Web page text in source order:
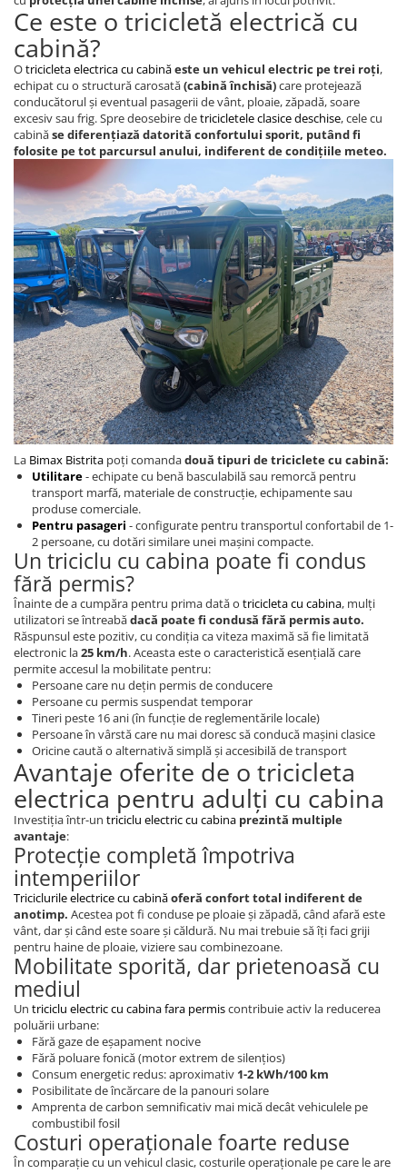
Incarcatoare
Biciclete Electrice
⬇ TIPURI
Barbati
Dama
Ieftine
Tip Scuter
⬇ MARCI
Kuba
Ztech
PIESE DE SCHIMB
Acceleratii
Acumulatori
Acumulatori 24V
Acumulatori 36V
Acumulatori 48V
Cauciucuri
Cauciucuri Fat Bike
Camere
Controllere
Display
Incarcatoare 24V
Incarcatoare 36V
Incarcatoare 48V
ACCESORII
Lumini
Kit Conversie
Piese Trotinete Electrice
PIESE UNIVERSALE
Baterie Trotineta Electrica
Cauciuc Trotineta Electrica
Camera Trotineta Electrica
Incarcator Trotineta Electrica
Controller Trotineta Electrica
Acceleratie Trotineta Electrica
Display/Ecran Trotineta Electrica
Motor Trotineta Electrica
Kit Frână Hidraulică
Franare Trotineta Electrica
Aparatori Noroi Trotineta Electrica
Electrice Diverse, Contacte,
Butoane
Lumini Trotinete Electrice
Piese Kugoo
Kukirin M4 MAX
Kukirin S1 MAX 2025-2026
KuKirin G2
Ce este o tricicletă electrică cu
cabină?
Otricicleta electrica cu cabinăeste un vehicul electric pe trei roți,
echipat cu o structură carosată(cabină închisă)care protejează
conducătorul și eventual pasagerii de vânt, ploaie, zăpadă, soare
excesiv sau frig. Spre deosebire detricicletele clasice deschise, cele cu
cabinăse diferențiază datorită confortului sporit, putând fi
folosite pe tot parcursul anului, indiferent de condițiile meteo.
La Bimax Bistrita poți comandadouă tipuri de triciclete cu cabină:
Utilitare- echipate cu benă basculabilă sau remorcă pentru
transport marfă, materiale de construcție, echipamente sau
produse comerciale.
Pentru pasageri - configurate pentru transportul confortabil de 1-
2 persoane, cu dotări similare unei mașini compacte.
Un triciclu cu cabina poate fi condus
fără permis?
Înainte de a cumpăra pentru prima dată o tricicleta cu cabina, mulți
utilizatori se întreabădacă poate fi condusă fără permis auto.
Răspunsul este pozitiv, cu condiția ca viteza maximă să fie limitată
electronic la25 km/h. Aceasta este o caracteristică esențială care
permite accesul la mobilitate pentru:
Persoane care nu dețin permis de conducere
Persoane cu permis suspendat temporar
Tineri peste 16 ani (în funcție de reglementările locale)
Persoane în vârstă care nu mai doresc să conducă mașini clasice
Oricine caută o alternativă simplă și accesibilă de transport
Avantaje oferite de o tricicleta
electrica pentru adulți cu cabina
Investiția într-un triciclu electric cu cabina prezintă multiple
avantaje:
Protecție completă împotriva
intemperiilor
Triciclurile electrice cu cabinăoferă confort total indiferent de
anotimp. Acestea pot fi conduse pe ploaie și zăpadă, când afară este
vânt, dar și când este soare și căldură. Nu mai trebuie să îți faci griji
pentru haine de ploaie, viziere sau combinezoane.
Mobilitate sporită, dar prietenoasă cu
mediul
Un triciclu electric cu cabina fara permiscontribuie activ la reducerea
poluării urbane:
Fără gaze de eșapament nocive
Fără poluare fonică (motor extrem de silențios)
Consum energetic redus: aproximativ 1-2 kWh/100 km
Posibilitate de încărcare de la panouri solare
Amprenta de carbon semnificativ mai mică decât vehiculele pe
combustibil fosil
Costuri operaționale foarte reduse
În comparație cu un vehicul clasic, costurile operaționale pe care le are